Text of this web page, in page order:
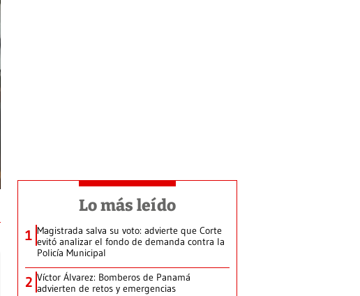
Lo más leído
1 Magistrada salva su voto: advierte que Corte
evitó analizar el fondo de demanda contra la
Policía Municipal
2 Víctor Álvarez: Bomberos de Panamá
advierten de retos y emergencias